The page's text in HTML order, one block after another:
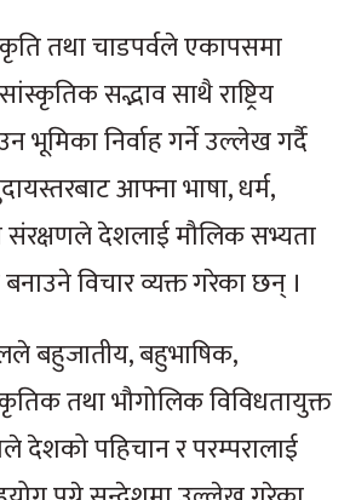
तथा चाडपर्वले एकापसमा
सद्भाव साथै राष्ट्रिय
निर्वाह गर्ने उल्लेख गर्दै
आफ्ना भाषा, धर्म,
देशलाई मौलिक सभ्यता
विचार व्यक्त गरेका छन् ।
बहुजातीय, बहुभाषिक,
तथा भौगोलिक विविधतायुक्त
देशको पहिचान र परम्परालाई